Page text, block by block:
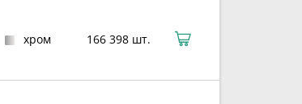
хром 166 398 шт.